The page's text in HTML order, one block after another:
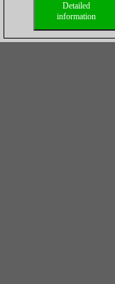
Detailed
information